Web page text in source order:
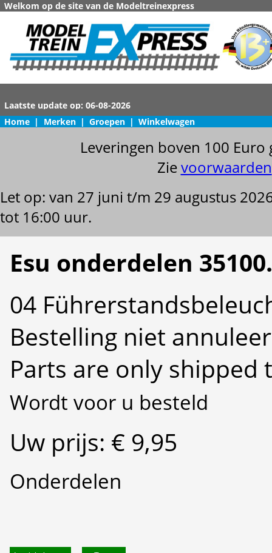
Welkom op de site van de Modeltreinexpress
Home | Merken | Groepen | Winkelwagen
Leveringen boven 100
Zievoorwaarden
Let op: van 27 juni t/m 29 augustus
tot 16:00 uur.
Esu onderdelen
04
Bestelling niet
Parts are only shipped
Wordt voor u besteld
Uw prijs: € 9,95
Onderdelen